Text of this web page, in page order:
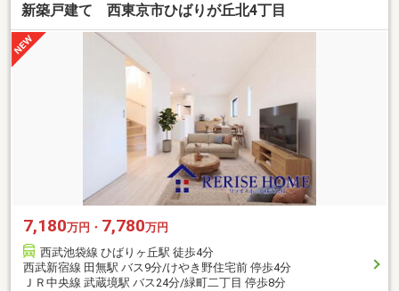
新築戸建て 西東京市ひばりが丘北4丁目
7,180万円・ 7,780万円
西武池袋線 ひばりヶ丘駅 徒歩4分
西武新宿線 田無駅 バス9分/けやき野住宅前 停歩4分
ＪＲ中央線 武蔵境駅 バス24分/緑町二丁目 停歩8分